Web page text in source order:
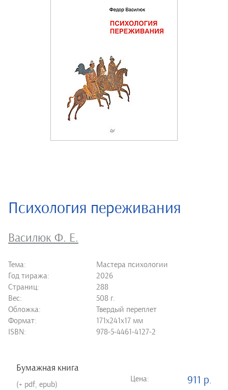
Психология переживания
Василюк Ф. Е.
Тема:
Мастера психологии
Год тиража:
2026
Страниц:
288
Вес:
508 г.
Обложка:
Твердый переплет
Формат:
171х241х17 мм
ISBN:
978-5-4461-4127-2
Бумажная книга
(+ pdf, epub)
Цена: 911 р.